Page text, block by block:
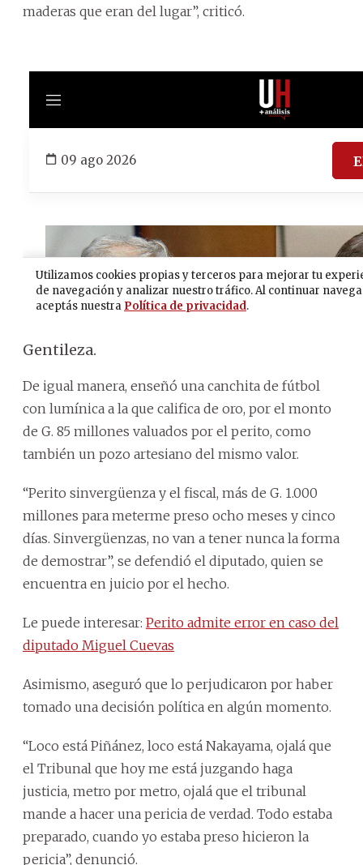
maderas que eran del lugar”, criticó.
Gentileza.
De igual manera, enseñó una canchita de fútbol
con lumínica a la que califica de oro, por el monto
de G. 85 millones valuados por el perito, como
también un pozo artesiano del mismo valor.
“Perito sinvergüenza y el fiscal, más de G. 1.000
millones para meterme preso ocho meses y cinco
días. Sinvergüenzas, no van a tener nunca la forma
de demostrar”, se defendió el diputado, quien se
encuentra en juicio por el hecho.
Le puede interesar: Perito admite error en caso del
diputado Miguel Cuevas
Asimismo, aseguró que lo perjudicaron por haber
tomado una decisión política en algún momento.
“Loco está Piñánez, loco está Nakayama, ojalá que
el Tribunal que hoy me está juzgando haga
justicia, metro por metro, ojalá que el tribunal
mande a hacer una pericia de verdad. Todo estaba
preparado, cuando yo estaba preso hicieron la
pericia”, denunció.